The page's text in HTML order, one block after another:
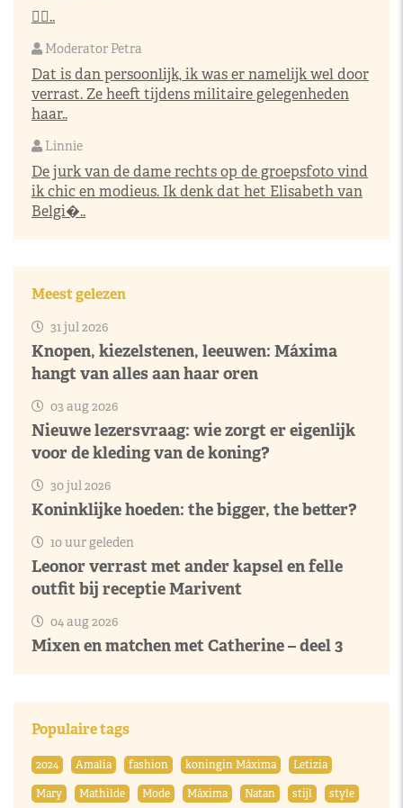
👌🏼..
Moderator Petra
Dat is dan persoonlijk, ik was er namelijk wel door
verrast. Ze heeft tijdens militaire gelegenheden
haar..
Linnie
De jurk van de dame rechts op de groepsfoto vind
ik chic en modieus. Ik denk dat het Elisabeth van
Belgi�..
Meest gelezen
31 jul 2026
Knopen, kiezelstenen, leeuwen: Máxima
hangt van alles aan haar oren
03 aug 2026
Nieuwe lezersvraag: wie zorgt er eigenlijk
voor de kleding van de koning?
30 jul 2026
Koninklijke hoeden: the bigger, the better?
10 uur geleden
Leonor verrast met ander kapsel en felle
outfit bij receptie Marivent
04 aug 2026
Mixen en matchen met Catherine – deel 3
Populaire tags
2024 Amalia fashion koningin Máxima
Letizia
Mary
Mathilde Mode Máxima Natan stijl style